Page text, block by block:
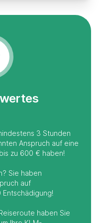
3 Stunden
Anspruch auf eine
zu 600 € haben!
Sie haben
auf
Entschädigung!
haben Sie